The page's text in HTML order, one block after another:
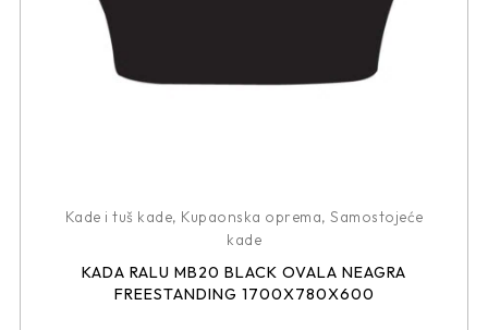
Kade i tuš kade, Kupaonska oprema, Samostojeće
kade
KADA RALU MB20 BLACK OVALA NEAGRA
FREESTANDING 1700X780X600